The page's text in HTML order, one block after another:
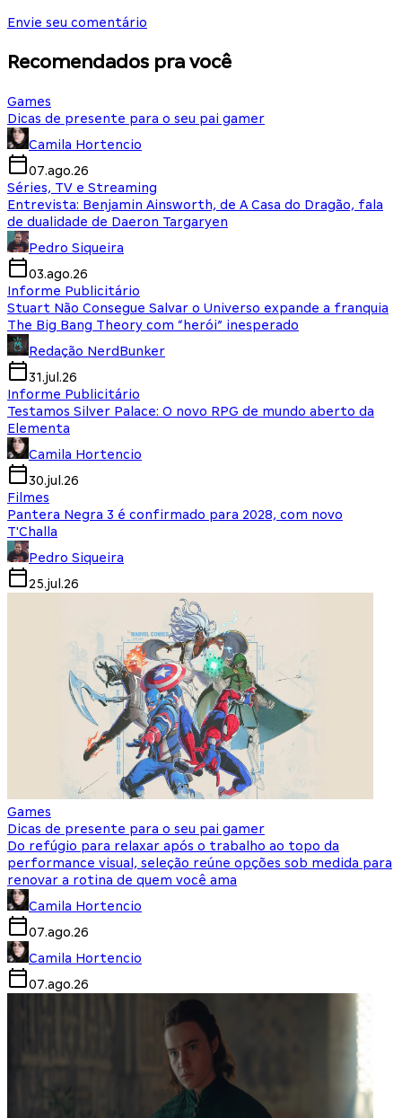
Envie seu comentário
Recomendados pra você
Games
Dicas de presente para o seu pai gamer
Camila Hortencio
07.ago.26
Séries, TV e Streaming
Entrevista: Benjamin Ainsworth, de A Casa do Dragão, fala
de dualidade de Daeron Targaryen
Pedro Siqueira
03.ago.26
Informe Publicitário
Stuart Não Consegue Salvar o Universo expande a franquia
The Big Bang Theory com “herói” inesperado
Redação NerdBunker
31.jul.26
Informe Publicitário
Testamos Silver Palace: O novo RPG de mundo aberto da
Elementa
Camila Hortencio
30.jul.26
Filmes
Pantera Negra 3 é confirmado para 2028, com novo
T'Challa
Pedro Siqueira
25.jul.26
Games
Dicas de presente para o seu pai gamer
Do refúgio para relaxar após o trabalho ao topo da
performance visual, seleção reúne opções sob medida para
renovar a rotina de quem você ama
Camila Hortencio
07.ago.26
Camila Hortencio
07.ago.26